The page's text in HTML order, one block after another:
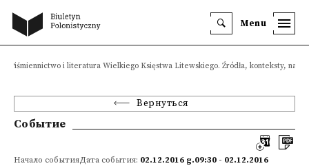
Menu
Piśmiennictwo i literatura Wielkiego Księstwa Litewskiego. Źródła, konteksty,
Вернуться
Событие
Начало событияДата события: 02.12.2016 g.09:30 - 02.12.2016